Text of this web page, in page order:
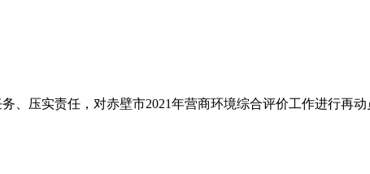
、压实责任，对赤壁市2021年营商环境综合评价工作进行再